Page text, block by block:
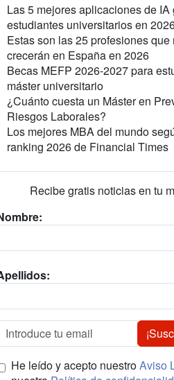
Las 5 mejores aplicaciones de IA
estudiantes universitarios en
Estas son las 25 profesiones que
crecerán en España en 2026
Becas MEFP 2026-2027 para
máster universitario
¿Cuánto cuesta un Máster en
Riesgos Laborales?
Los mejores MBA del mundo
ranking 2026 de Financial Times
Recibe gratis noticias en tu
He leído y acepto nuestroAviso